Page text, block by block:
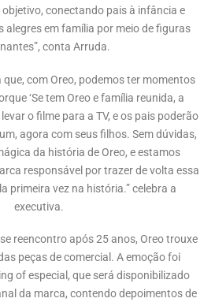
conectando pais à infância e
alegres em família por meio de figuras
conta Arruda.
que, com Oreo, podemos ter momentos
‘Se tem Oreo e família reunida, a
o filme para a TV, e os pais poderão
agora com seus filhos. Sem dúvidas,
da história de Oreo, e estamos
responsável por trazer de volta essa
primeira vez na história.” celebra a
executiva.
reencontro após 25 anos, Oreo trouxe
peças de comercial. A emoção foi
of especial, que será disponibilizado
da marca, contendo depoimentos de